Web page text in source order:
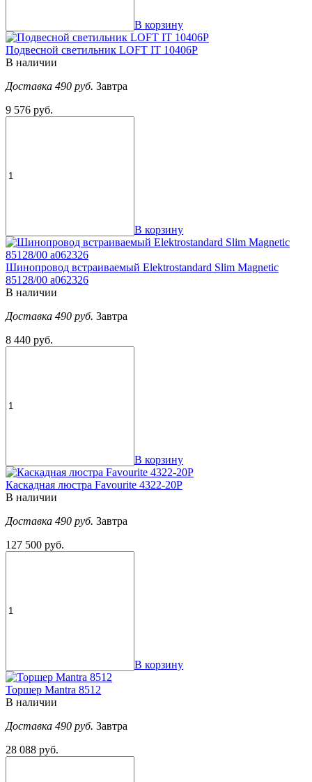
В корзину
Подвесной светильник LOFT IT 10406P
В наличии
Доставка 490 руб. Завтра
9 576 руб.
В корзину
Шинопровод встраиваемый Elektrostandard Slim Magnetic
85128/00 a062326
В наличии
Доставка 490 руб. Завтра
8 440 руб.
В корзину
Каскадная люстра Favourite 4322-20P
В наличии
Доставка 490 руб. Завтра
127 500 руб.
В корзину
Торшер Mantra 8512
В наличии
Доставка 490 руб. Завтра
28 088 руб.